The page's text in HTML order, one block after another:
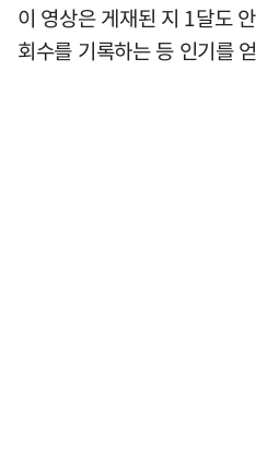
이 영상은 게재된 지 1달도
회수를 기록하는 등 인기를